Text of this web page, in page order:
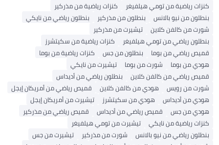
كنزات رياضية من تومي هيلفيغر
كنزات رياضية من مذركير
بنطلون من نيو بالانس
بنطلون من مذركير
بنطلون رياضي من نايكي
شورت من كالفن كلاين
تيشيرت من مذركير
بنطلون رياضي من تومي هيلفيغر
كنزات رياضية من سكيتشرز
قميص رياضي من بوما
بنطلون من جس
كنزات رياضية من بوما
هودي من بوما
شورت من بوما
تيشيرت من نايكي
قميص رياضي من كالفن كلاين
بنطلون رياضي من أديداس
شورت من رويس
هودي من كالفن كلاين
قميص رياضي من أمريكان إيجل
هودي من أديداس
هودي من سكيتشرز
تيشيرت من أمريكان إيجل
هودي من جس
قميص رياضي من أديداس
قميص رياضي من مذركير
كنزات رياضية من نايكي
تيشيرت من تومي هيلفيغر
بنطلون رياضي من نيو بالانس
شورت من مذركير
تيشيرت من جس